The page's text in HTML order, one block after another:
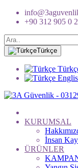
+90 312 905 0
Türkçe
KURUMSAL
İnsan
ÜRÜNLER